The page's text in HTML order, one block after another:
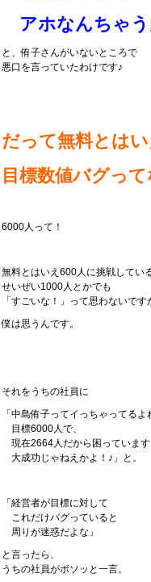
アホなんちゃう
と、侑子さんがいないところで
悪口を言っていたわけです♪
だって無料とは
目標数値バグって
6000人って！
無料とはいえ600人に挑戦してい
せいぜい1000人とかでも
「すごいな！」って思わないです
僕は思うんです。
それをうちの社員に
「中島侑子ってイっちゃってるよ
目標6000人で、
現在2664人だから困っています
大成功じゃねえかよ！♪」と。
「経営者が目標に対して
これだけバグっていると
周りが迷惑だよな」
と言ったら、
うちの社員がボソッと一言。